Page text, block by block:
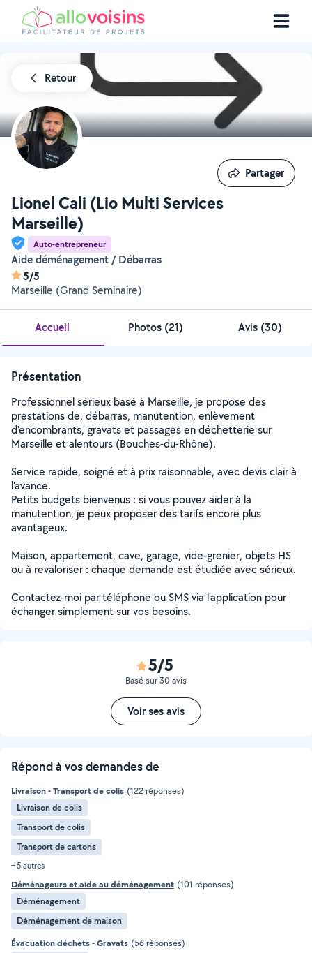
Retour
Lionel Cali (Lio Multi Services
Marseille)
Auto-entrepreneur
Aide déménagement / Débarras
5/5
Marseille (Grand Seminaire)
Partager
Partager
Accueil Photos (21) Avis (30)
Présentation
Professionnel sérieux basé à Marseille, je propose des
prestations de, débarras, manutention, enlèvement
d'encombrants, gravats et passages en déchetterie sur
Marseille et alentours (Bouches-du-Rhône).
Service rapide, soigné et à prix raisonnable, avec devis clair à
l'avance.
Petits budgets bienvenus : si vous pouvez aider à la
manutention, je peux proposer des tarifs encore plus
avantageux.
Maison, appartement, cave, garage, vide-grenier, objets HS
ou à revaloriser : chaque demande est étudiée avec sérieux.
Contactez-moi par téléphone ou SMS via l'application pour
échanger simplement sur vos besoins.
5/5
Basé sur 30 avis
Voir ses avis
Répond à vos demandes de
Livraison - Transport de colis (122 réponses)
Livraison de colis
Transport de colis
Transport de cartons
+ 5 autres
Déménageurs et aide au déménagement (101 réponses)
Déménagement
Déménagement de maison
Évacuation déchets - Gravats (56 réponses)